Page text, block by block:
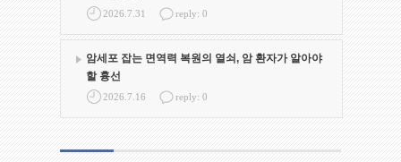
2026.7.31 reply: 0
암세포 잡는 면역력 복원의 열쇠, 암 환자가 알아야
할 흉선
2026.7.16 reply: 0